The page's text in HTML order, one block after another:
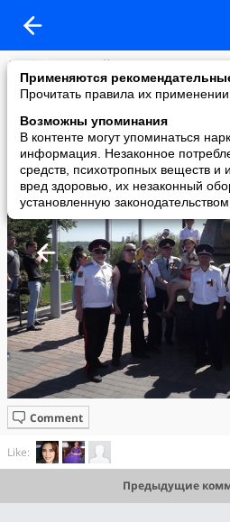
Применяются
Прочитать правила их
Возможны упоминания
В контенте могут упоминаться
информация. Незаконное
средств, психотропных веществ и
вред здоровью, их незаконный
установленную законодательством
АнатолийВивденко
added a photo
14 May в 20:01
Comment
Like:
Предыдущие